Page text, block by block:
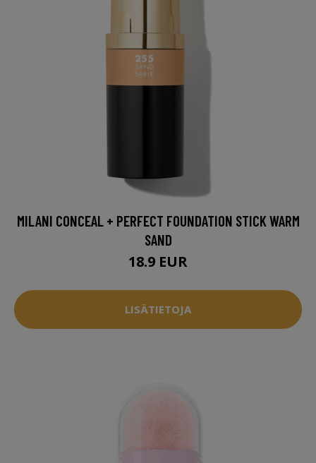
MILANI CONCEAL + PERFECT FOUNDATION STICK WARM
SAND
18.9 EUR
LISÄTIETOJA